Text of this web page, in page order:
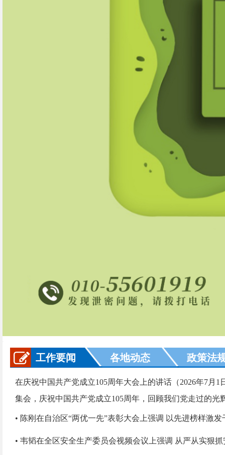
工作要闻 各地动态 政策法
在庆祝中国共产党成立105周年大会上的讲话（2026年7
集会，庆祝中国共产党成立105周年，回顾我们党走过的光
• 陈刚在自治区“两优一先”表彰大会上强调 以先进榜样激
• 韦韬在全区安全生产委员会视频会议上强调 从严从实狠